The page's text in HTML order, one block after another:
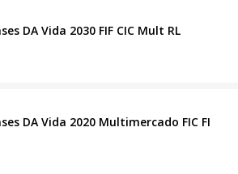
DA Vida 2030 FIF CIC Mult RL
DA Vida 2020 Multimercado FIC FI